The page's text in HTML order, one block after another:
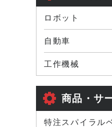
ロボット
自動車
工作機械
商品・サ
特注スパイラル